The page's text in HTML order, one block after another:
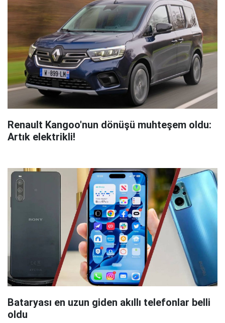
Renault Kangoo'nun dönüşü muhteşem oldu:
Artık elektrikli!
Bataryası en uzun giden akıllı telefonlar belli
oldu